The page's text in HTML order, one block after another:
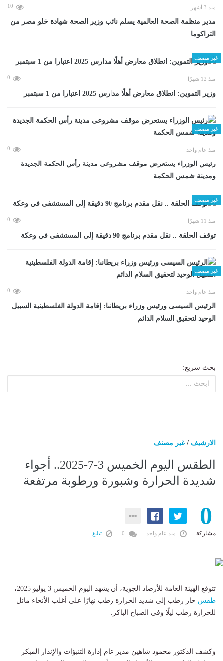
منذ 3 أشهر 10
مدير منظمة الصحة العالمية يسلم نائب وزير الصحة شهادة خلو مصر من
التراكوما
غير مصنف
منذ 12 شهرًا 0
وزير التموين: انطلاق معارض أهلًا مدارس 2025 اعتبارا من 1 سبتمبر
غير مصنف
منذ عام واحد 0
رئيس الوزراء يستعرض موقف مشروعى مدينة رأس الحكمة الجديدة
ومدينة شمس الحكمة
غير مصنف
منذ 11 شهرًا 0
توقف الحلقة .. نقل مقدم برنامج 90 دقيقة إلى المستشفى في وعكة
غير مصنف
منذ عام واحد 0
الرئيس السيسى ورئيس وزراء بريطانىا: إقامة الدولة الفلسطينية السبيل
الوحيد لتحقيق السلام الدائم
بحث سريع:
الارشيف /غير مصنف
الطقس اليوم الخميس 3-7-2025.. أجواء
شديدة الحرارة وشبورة ورطوبة مرتفعة
0
مشاركة منذ عام واحد تبليغ
تتوقع الهيئة العامة للأرصاد الجوية، أن يشهد اليوم الخميس 3 يوليو 2025،
طقس حار رطب إلى شديد الحرارة رطب نهارًا على أغلب الأنحاء مائل
للحرارة رطب ليلًا وفى الصباح الباكر.
وكشف الدكتور محمود شاهين مدير عام إدارة التنبؤات والإنذار المبكر